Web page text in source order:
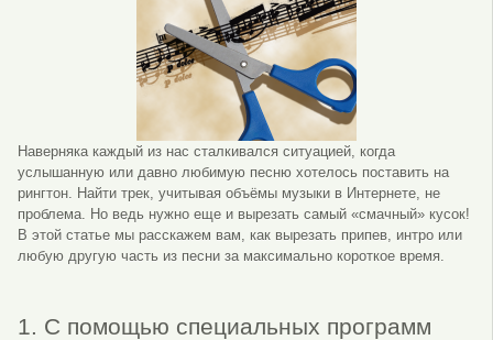
Наверняка каждый из нас сталкивался ситуацией, когда
услышанную или давно любимую песню хотелось поставить на
рингтон. Найти трек, учитывая объёмы музыки в Интернете, не
проблема. Но ведь нужно еще и вырезать самый «смачный» кусок!
В этой статье мы расскажем вам, как вырезать припев, интро или
любую другую часть из песни за максимально короткое время.
1. С помощью специальных программ